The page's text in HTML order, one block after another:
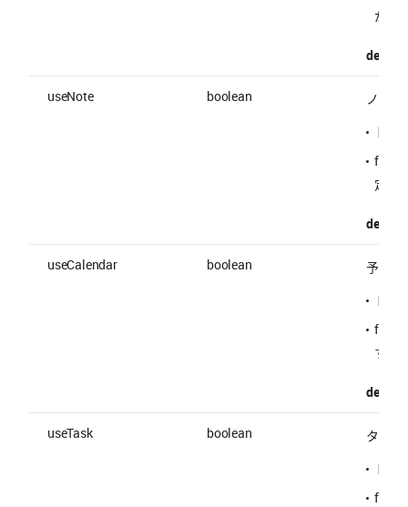
が生
default
useNote boolean
ノー
トー
false
定す
default
useCalendar boolean
予定の
トー
false
する
default
useTask boolean
タスク
トー
false